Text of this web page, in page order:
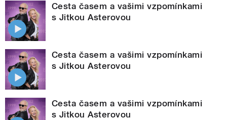
Cesta časem a vašimi vzpomínkami
s Jitkou Asterovou
Cesta časem a vašimi vzpomínkami
s Jitkou Asterovou
Cesta časem a vašimi vzpomínkami
s Jitkou Asterovou